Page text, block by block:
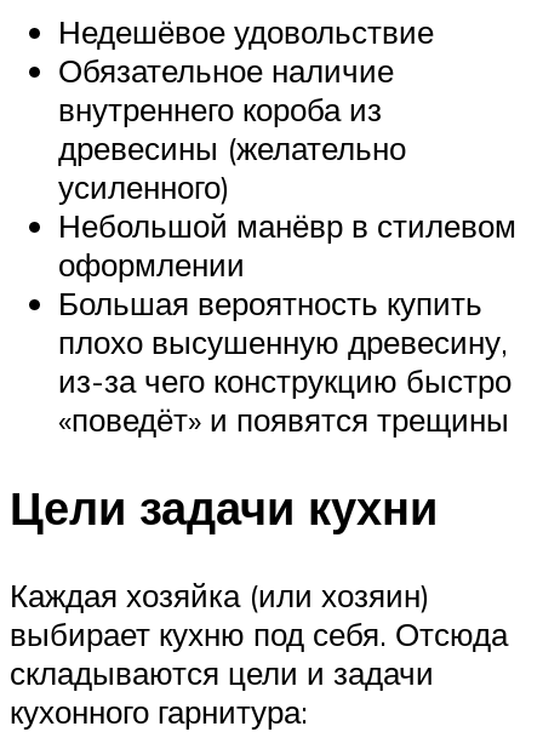
Недешёвое удовольствие
Обязательное наличие
внутреннего короба из
древесины (желательно
усиленного)
Небольшой манёвр в стилевом
оформлении
Большая вероятность купить
плохо высушенную древесину,
из-за чего конструкцию быстро
«поведёт» и появятся трещины
Цели задачи кухни
Каждая хозяйка (или хозяин)
выбирает кухню под себя. Отсюда
складываются цели и задачи
кухонного гарнитура: